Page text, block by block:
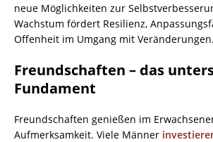
neue Möglichkeiten zur
Wachstum fördert Resilienz,
Offenheit im Umgang mit Veränderungen.
Freundschaften – das
Fundament
Freundschaften genießen im
Aufmerksamkeit. Viele Männer